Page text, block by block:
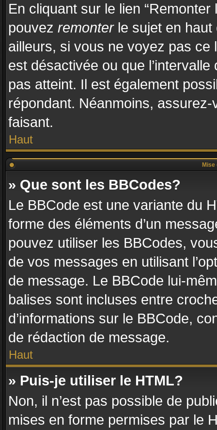
En cliquant sur le lien
pouvez remonterle sujet en haut
ailleurs, si vous ne voyez pas ce
est désactivée ou que
pas atteint. Il est également
répondant. Néanmoins,
faisant.
Haut
» Que sont les BBCodes?
Le BBCode est une variante du
forme des éléments d’un
pouvez utiliser les BBCodes,
de vos messages en utilisant
de message. Le BBCode lui-
balises sont incluses entre
d’informations sur le BBCode,
de rédaction de message.
Haut
» Puis-je utiliser le HTML?
Non, il n’est pas possible de
mises en forme permises par le